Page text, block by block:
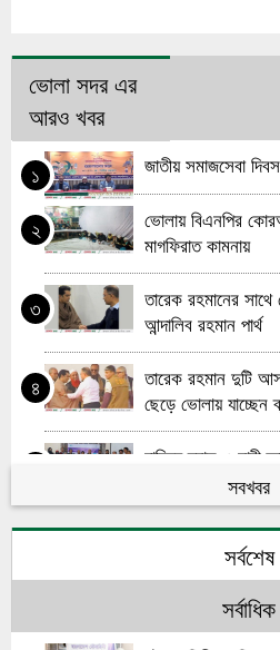
ভোলা সদর এর
আরও খবর
১ জাতীয় সমাজসেবা
২
ভোলায় বিএনপির
মাগফিরাত কামনায়
৩
তারেক রহমানের সাথে
আন্দালিব রহমান পার্থ
৪
তারেক রহমান দুটি
ছেড়ে ভোলায় যাচ্ছেন
দারিদ্র্য হ্রাস ও
নিয়ে ভোলায় এফজিডি
মহিলা দলের উদ্যোগে
জাতীয় সাংবাদিক
হোসেন স্মরণ সভা
সবখবর
সর্বশেষ
সর্বাধিক